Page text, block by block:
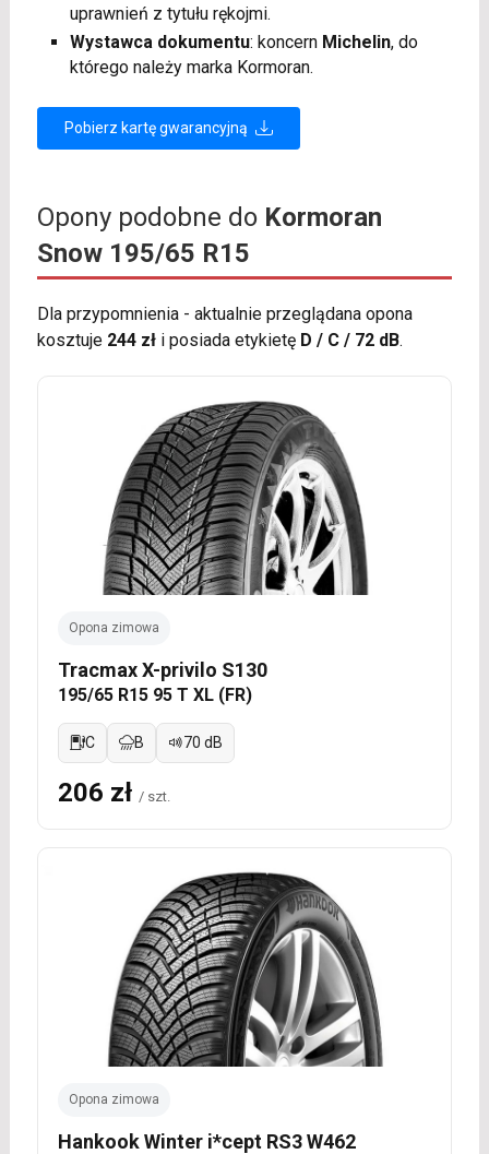
uprawnień z tytułu rękojmi.
Wystawca dokumentu: koncern Michelin, do
którego należy marka Kormoran.
Pobierz kartę gwarancyjną
Opony podobne do Kormoran
Snow 195/65 R15
Dla przypomnienia - aktualnie przeglądana opona
kosztuje 244 złi posiada etykietę D / C / 72 dB.
Opona zimowa
Tracmax X-privilo S130
195/65 R15 95 T XL (FR)
C B 70 dB
206 zł / szt.
Opona zimowa
Hankook Winter i*cept RS3 W462